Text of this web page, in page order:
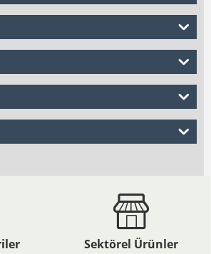
Sektörel Ürünler